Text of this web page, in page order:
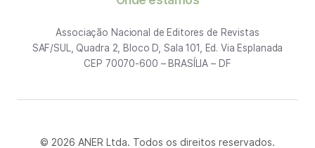
Associação Nacional de Editores de Revistas
SAF/SUL, Quadra 2, Bloco D, Sala 101, Ed. Via Esplanada
CEP 70070-600 – BRASÍLIA – DF
© 2026 ANER Ltda. Todos os direitos reservados.